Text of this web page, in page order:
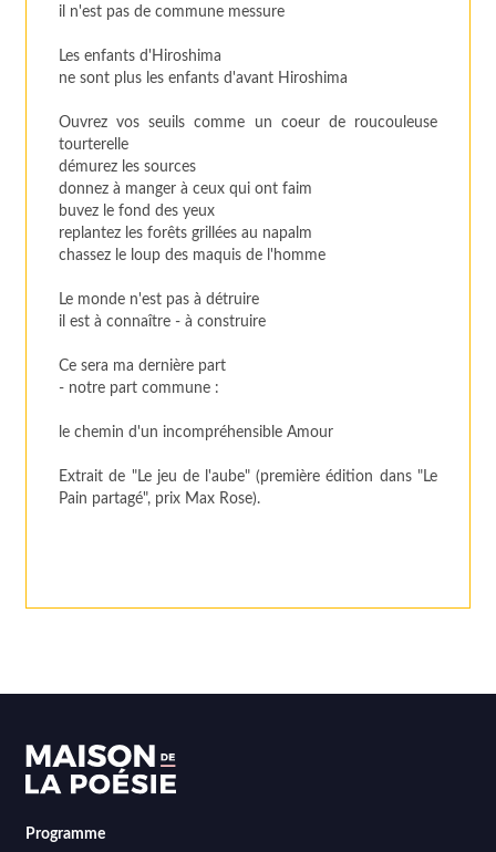
il n'est pas de commune messure
Les enfants d'Hiroshima
ne sont plus les enfants d'avant Hiroshima
Ouvrez vos seuils comme un coeur de roucouleuse
tourterelle
démurez les sources
donnez à manger à ceux qui ont faim
buvez le fond des yeux
replantez les forêts grillées au napalm
chassez le loup des maquis de l'homme
Le monde n'est pas à détruire
il est à connaître - à construire
Ce sera ma dernière part
- notre part commune :
le chemin d'un incompréhensible Amour
Extrait de "Le jeu de l'aube" (première édition dans "Le
Pain partagé", prix Max Rose).
Programme